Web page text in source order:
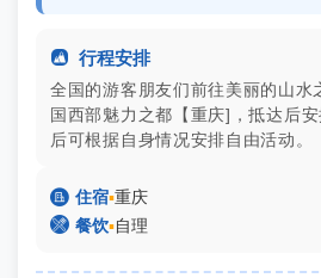
 行程安排
全国的游客朋友们前往美丽的山水
国西部魅力之都【重庆]，抵达后
后可根据自身情况安排自由活动。
 住宿▪重庆
 餐饮▪自理